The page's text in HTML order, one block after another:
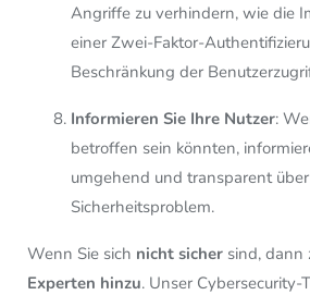
Angriffe zu verhindern, wie die
einer Zwei-Faktor-
Beschränkung der
Informieren Sie Ihre Nutzer:
betroffen sein könnten,
umgehend und transparent
Sicherheitsproblem.
Wenn Sie sich nicht sicher sind, dann
Experten hinzu. Unser Cybersecurity-